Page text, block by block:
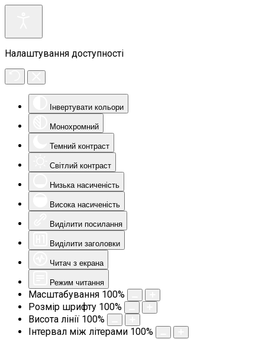
Налаштування доступності
Інвертувати кольори
Монохромний
Темний контраст
Світлий контраст
Низька насиченість
Висока насиченість
Виділити посилання
Виділити заголовки
Читач з екрана
Режим читання
Масштабування 100%
Розмір шрифту 100%
Висота лінії 100%
Інтервал між літерами 100%